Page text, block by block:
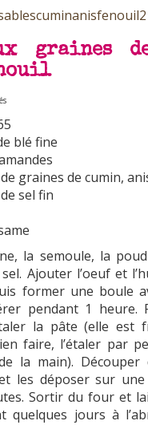
graines
blé fine
graines de cumin,
sel fin
la semoule, la
Ajouter l’oeuf et
former une boule
pendant 1 heure.
la pâte (elle est
faire, l’étaler par
la main). Découper
les déposer sur
Sortir du four et
quelques jours à